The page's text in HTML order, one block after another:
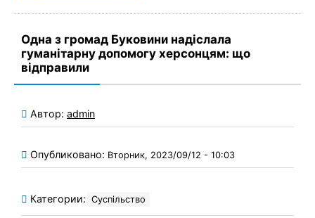
Одна з громад Буковини надіслала
гуманітарну допомогу херсонцям: що
відправили
Автор: admin
Опубликовано: Вторник, 2023/09/12 - 10:03
Категории: Суспільство